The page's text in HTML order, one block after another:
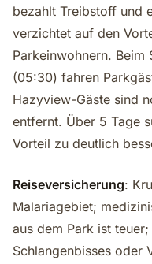
bezahlt Treibstoff und
verzichtet auf den
Parkeinwohnern. Beim
(05:30) fahren
Hazyview-Gäste sind
entfernt. Über 5 Tage
Vorteil zu deutlich
Reiseversicherung:
Malariagebiet;
aus dem Park ist
Schlangenbisses oder